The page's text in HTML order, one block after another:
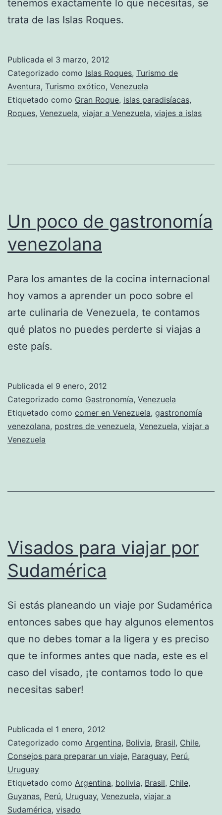
tenemos exactamente lo que necesitas, se
trata de las Islas Roques.
Publicada el 3 marzo, 2012
Categorizado como Islas Roques, Turismo de
Aventura, Turismo exótico, Venezuela
Etiquetado como Gran Roque, islas paradisíacas,
Roques, Venezuela, viajar a Venezuela, viajes a islas
Un poco de gastronomía
venezolana
Para los amantes de la cocina internacional
hoy vamos a aprender un poco sobre el
arte culinaria de Venezuela, te contamos
qué platos no puedes perderte si viajas a
este país.
Publicada el 9 enero, 2012
Categorizado como Gastronomía, Venezuela
Etiquetado como comer en Venezuela, gastronomía
venezolana, postres de venezuela, Venezuela, viajar a
Venezuela
Visados para viajar por
Sudamérica
Si estás planeando un viaje por Sudamérica
entonces sabes que hay algunos elementos
que no debes tomar a la ligera y es preciso
que te informes antes que nada, este es el
caso del visado, ¡te contamos todo lo que
necesitas saber!
Publicada el 1 enero, 2012
Categorizado como Argentina, Bolivia, Brasil, Chile,
Consejos para preparar un viaje, Paraguay, Perú,
Uruguay
Etiquetado como Argentina, bolivia, Brasil, Chile,
Guyanas, Perú, Uruguay, Venezuela, viajar a
Sudamérica, visado